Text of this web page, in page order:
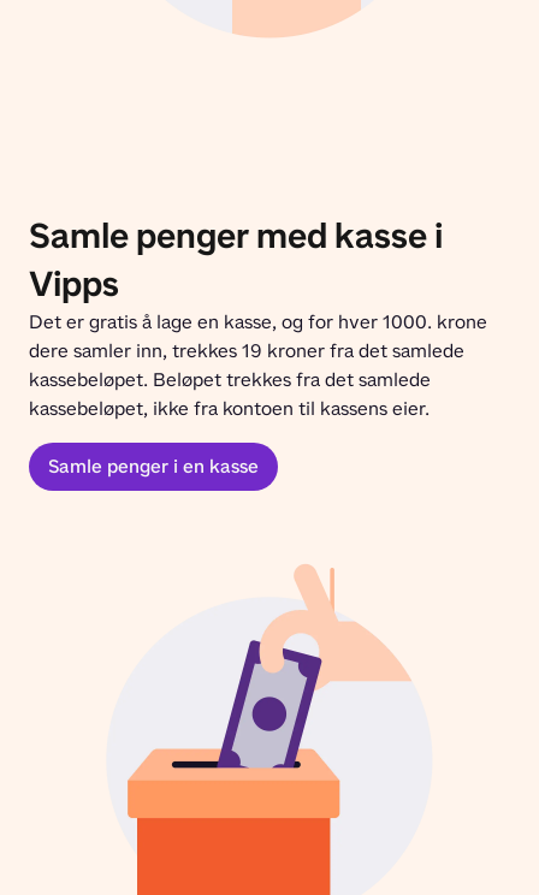
Samle penger med kasse i
Vipps
Det er gratis å lage en kasse, og for hver 1000. krone
dere samler inn, trekkes 19 kroner fra det samlede
kassebeløpet. Beløpet trekkes fra det samlede
kassebeløpet, ikke fra kontoen til kassens eier.
Samle penger i en kasse